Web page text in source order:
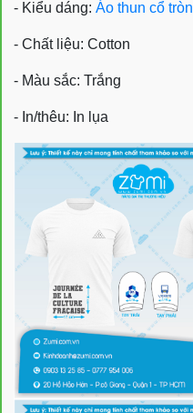
- Kiểu dáng: Áo thun cổ tròn
- Chất liệu: Cotton
- Màu sắc: Trắng
- In/thêu: In lụa